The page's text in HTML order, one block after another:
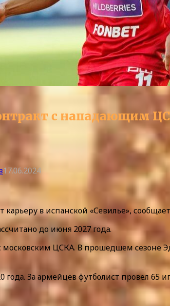
с нападающим
17.06.2024
в испанской «Севилье»,
до июня 2027 года.
московским ЦСКА. В прошедшем сезоне
года. За армейцев футболист провел